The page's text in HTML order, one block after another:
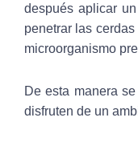
después aplicar
penetrar las
microorganismo
De esta manera
disfruten de un